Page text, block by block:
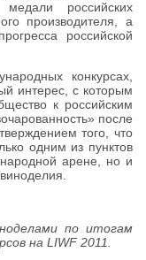
российских
производителя, а
российской
конкурсах,
интерес, с которым
к российским
после
того, что
одним из пунктов
арене, но и
по итогам
на LIWF 2011.